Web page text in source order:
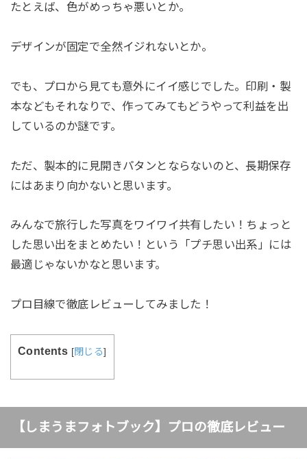
たとえば、色がめっちゃ悪いとか。
デザインが固定で全然イジれないとか。
でも、プロから見ても意外にイイ感じでした。印刷・製
本などもそれなりで、作ってみてもどうやって利益を出
しているのか謎です。
ただ、製本的に見開きパタンとならないのと、長期保存
にはあまり向かないと思います。
みんなで旅行した写真をワイワイ共有したい！ちょっと
した思い出をまとめたい！という「プチ思い出系」には
最適じゃないかなと思います。
プロ目線で徹底レビューしてみました！
Contents [閉じる]
【しまうまフォトブック】プロの徹底レビュー